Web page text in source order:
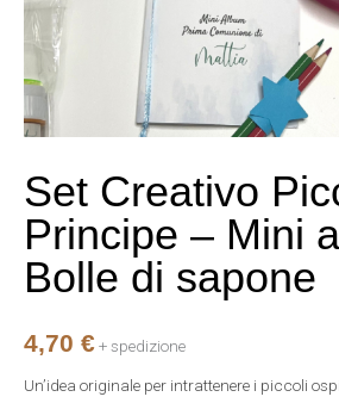
Set Creativo
Principe – Mini
Bolle di sapone
4,70 €+ spedizione
Un’idea originale per intrattenere i piccoli
Set
Creativo
Piccolo
Principe
Mini
album
e